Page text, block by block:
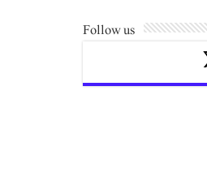
Follow us